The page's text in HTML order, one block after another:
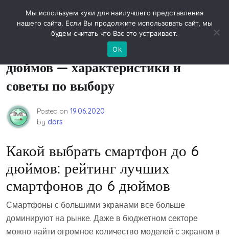
Новости технологий
ТОП-15 лучших смартфонов до 6
дюймов — характеристики и
советы по выбору
Posted on 19.06.2020
by dars
Какой выбрать смартфон до 6
дюймов: рейтинг лучших
смартфонов до 6 дюймов
Смартфоны с большими экранами все больше
доминируют на рынке. Даже в бюджетном секторе
можно найти огромное количество моделей с экраном в
Мы используем куки для наилучшего представления
нашего сайта. Если Вы продолжите использовать сайт, мы
будем считать что Вас это устраивает.
Ok